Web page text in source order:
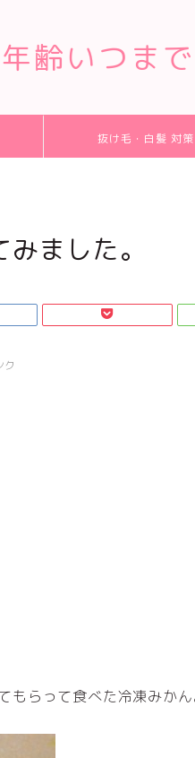
齢いつま
抜け毛・白髪 対策
ました。
ク
らって食べた冷凍みかん